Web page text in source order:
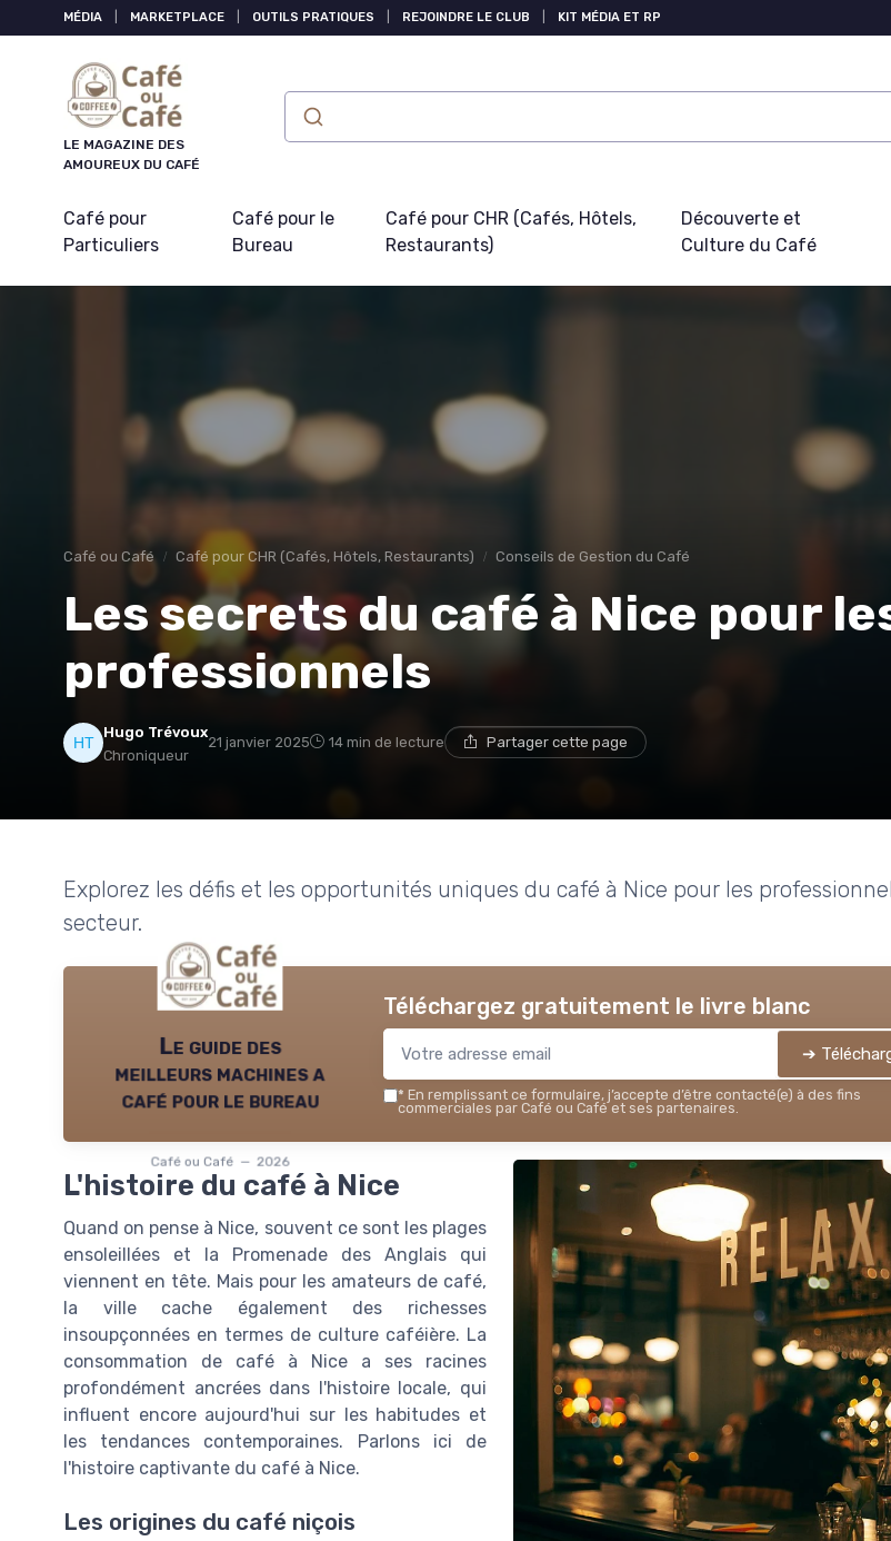
MÉDIA MARKETPLACE OUTILS PRATIQUES REJOINDRE LE CLUB KIT MÉDIA ET RP
LE MAGAZINE DES
AMOUREUX DU CAFÉ
Café pour
Particuliers
Café pour le
Bureau
Café pour CHR (Cafés, Hôtels,
Restaurants)
Découverte et
Culture du Café
Café ou Café Café pour CHR (Cafés, Hôtels, Restaurants) Conseils de Gestion du Café
Les secrets du café à Nice pour
professionnels
Hugo Trévoux
Chroniqueur
21 janvier 2025 14 min de lecture Partager cette page
Explorez les défis et les opportunités uniques du café à Nice pour les
secteur.
Le guide des
meilleurs machines a
café pour le bureau
Café ou Café — 2026
Téléchargez gratuitement le livre blanc
➔
* En remplissant ce formulaire, j’accepte d’être contacté(e) à des fins
commerciales par Café ou Café et ses partenaires.
L'histoire du café à Nice
Quand on pense à Nice, souvent ce sont les plages
ensoleillées et la Promenade des Anglais qui
viennent en tête. Mais pour les amateurs de café,
la ville cache également des richesses
insoupçonnées en termes de culture caféière. La
consommation de café à Nice a ses racines
profondément ancrées dans l'histoire locale, qui
influent encore aujourd'hui sur les habitudes et
les tendances contemporaines. Parlons ici de
l'histoire captivante du café à Nice.
Les origines du café niçois
Panneau de gestion des cookies